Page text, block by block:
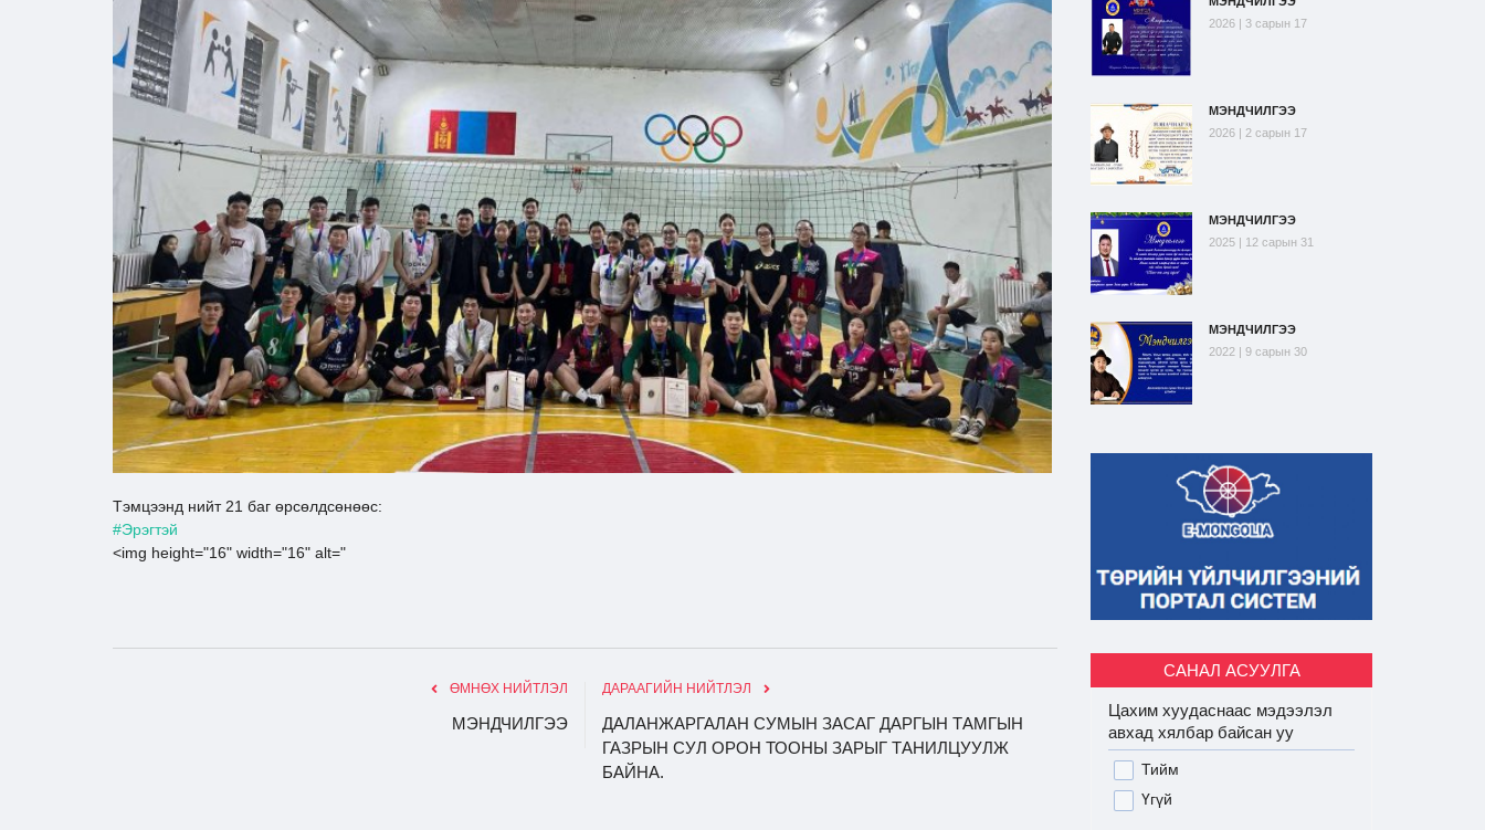
Тэмцээнд нийт 21 баг өрсөлдсөнөөс:
#Эрэгтэй
<img height="16" width="16" alt="
ӨМНӨХ НИЙТЛЭЛ
МЭНДЧИЛГЭЭ
ДАРААГИЙН НИЙТЛЭЛ
ДАЛАНЖАРГАЛАН СУМЫН ЗАСАГ ДАРГЫН ТАМГЫН
ГАЗРЫН СУЛ ОРОН ТООНЫ ЗАРЫГ ТАНИЛЦУУЛЖ
БАЙНА.
2026 | 3 сарын 17
МЭНДЧИЛГЭЭ
2026 | 2 сарын 17
МЭНДЧИЛГЭЭ
2025 | 12 сарын 31
МЭНДЧИЛГЭЭ
2022 | 9 сарын 30
САНАЛ АСУУЛГА
Цахим хуудаснаас мэдээлэл
авхад хялбар байсан уу
Тийм
Үгүй